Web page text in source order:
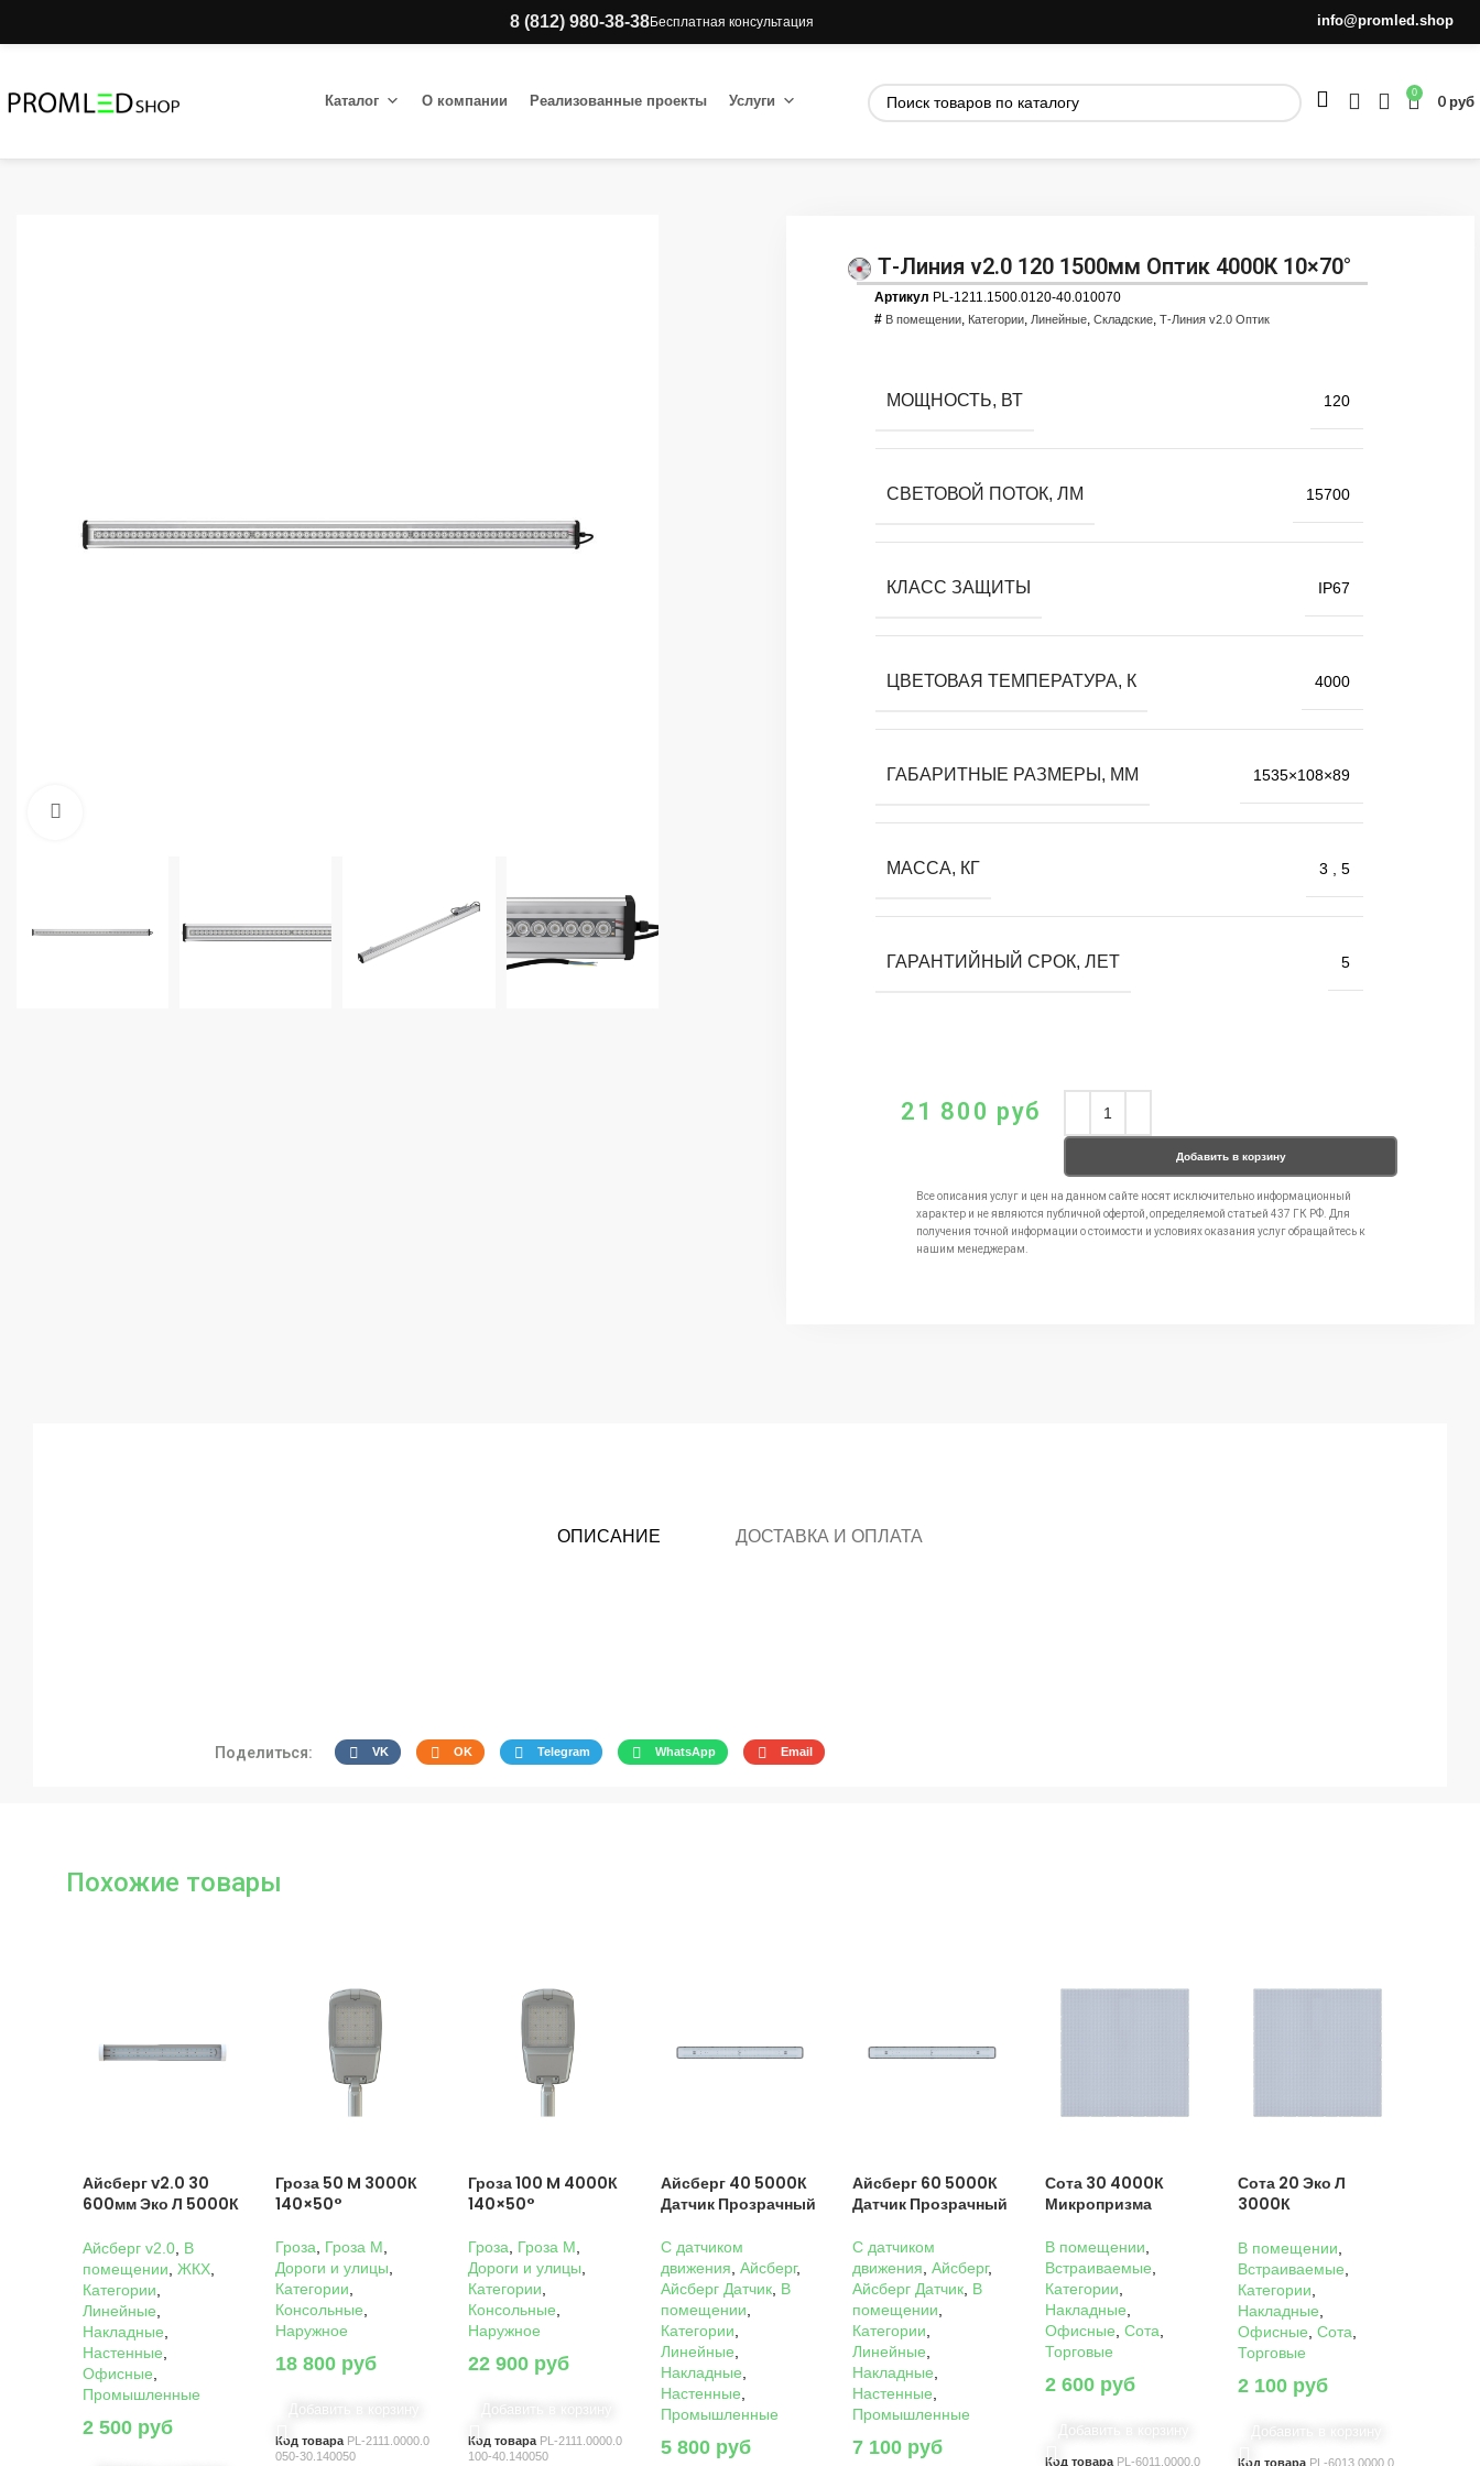
8 (812) 980-38-38Бесплатная консультация info@promled.shop
Каталог О компании Реализованные проекты Услуги 0 0руб
Т-Линия v2.0 120 1500мм Оптик 4000К 10×70°
Артикул PL-1211.1500.0120-40.010070
# В помещении Категории Линейные ,Складские ,Т-Линия v2.0 Оптик
МОЩНОСТЬ, ВТ 120
СВЕТОВОЙ ПОТОК, ЛМ 15700
КЛАСС ЗАЩИТЫ IP67
ЦВЕТОВАЯ ТЕМПЕРАТУРА, К 4000
ГАБАРИТНЫЕ РАЗМЕРЫ, ММ 1535×108×89
МАССА, КГ 3 ,5
ГАРАНТИЙНЫЙ СРОК, ЛЕТ 5
21 800 руб
Добавить в корзину
Все описания услуг и цен на данном сайте носят исключительно информационный
характер и не являются публичной офертой, определяемой статьей 437 ГК РФ. Для
получения точной информации о стоимости и условиях оказания услуг обращайтесь к
нашим менеджерам.
ОПИСАНИЕ ДОСТАВКА И ОПЛАТА
Поделиться: VK OK Telegram WhatsApp Email
Похожие товары
Айсберг v2.0 30
600мм Эко Л 5000К
Айсберг v2.0 В
помещении ЖКХ
Категории
Линейные
Накладные
Настенные
Офисные
Промышленные
2 500 руб
Гроза 50 M 3000К
140×50°
Гроза Гроза M
Дороги и улицы
Категории
Консольные
Наружное
18 800 руб
Код товара PL-2111.0000.0
050-30.140050
Гроза 100 M 4000К
140×50°
Гроза Гроза M
Дороги и улицы
Категории
Консольные
Наружное
22 900 руб
Код товара PL-2111.0000.0
100-40.140050
Айсберг 40 5000К
Датчик Прозрачный
C датчиком
движения Айсберг,
Айсберг Датчик, В
помещении
Категории
Линейные
Накладные
Настенные
Промышленные
5 800 руб
Айсберг 60 5000К
Датчик Прозрачный
C датчиком
движения ,Айсберг,
Айсберг Датчик В
помещении
Категории
Линейные
Накладные
Настенные
Промышленные
7 100 руб
Сота 30 4000К
Микропризма
В помещении
Встраиваемые
Категории
Накладные
Офисные ,Сота
Торговые
2 600 руб
Код товара PL-6011.0000.0
Сота 20 Эко Л
3000К
В помещении
Встраиваемые
Категории
Накладные
Офисные ,Сота
Торговые
2 100 руб
Код товара PL-6013.0000.0